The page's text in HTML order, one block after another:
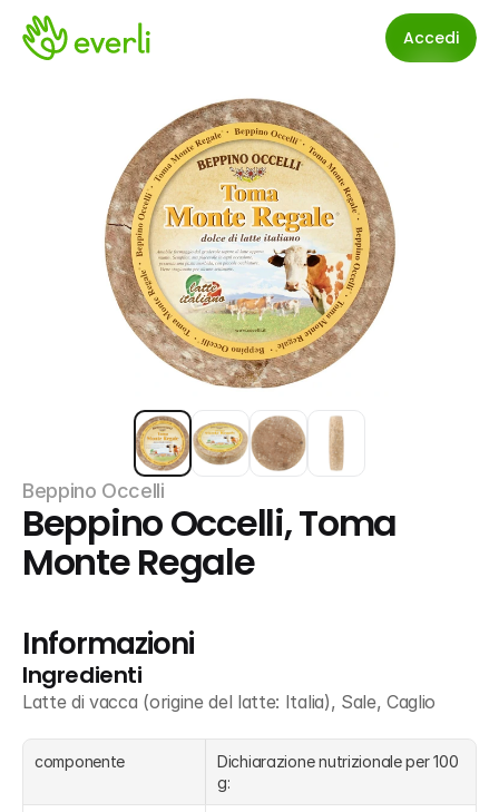
Accedi
Beppino Occelli
Beppino Occelli, Toma
Monte Regale
Informazioni
Ingredienti
Latte di vacca (origine del latte: Italia), Sale, Caglio
componente
Dichiarazione nutrizionale per 100
g: